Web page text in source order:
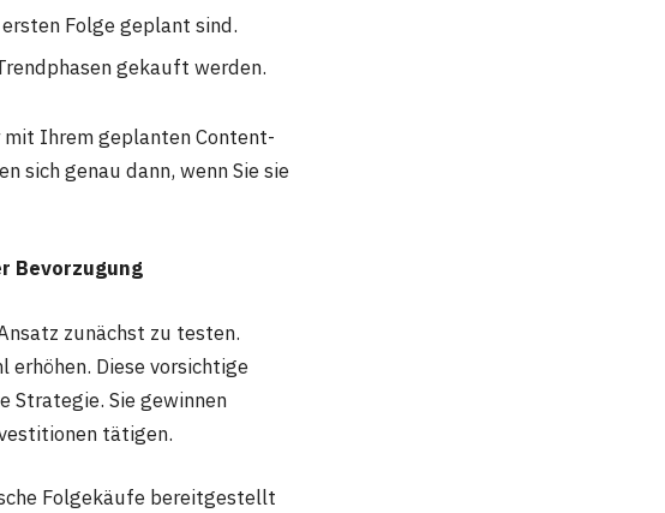
Folge geplant sind.
gekauft werden.
Ihrem geplanten Content-
sich genau dann, wenn Sie sie
Bevorzugung
zunächst zu testen.
erhöhen. Diese vorsichtige
Strategie. Sie gewinnen
tätigen.
Folgekäufe bereitgestellt